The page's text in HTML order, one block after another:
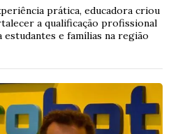
prática, educadora criou
a qualificação profissional
e famílias na região